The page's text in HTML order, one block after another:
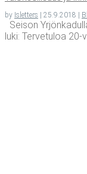
by Isletters 25.9.2018
Seison
luki: Tervetuloa